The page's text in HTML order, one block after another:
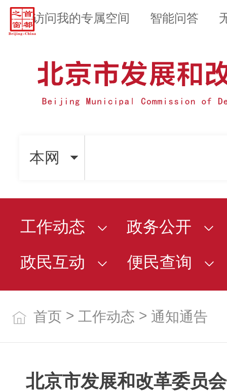
访问我的专属空间 智能问答
本网
工作动态
政务公开
政民互动
便民查询
首页 > 工作动态 > 通知通告
北京市发展和改革委员